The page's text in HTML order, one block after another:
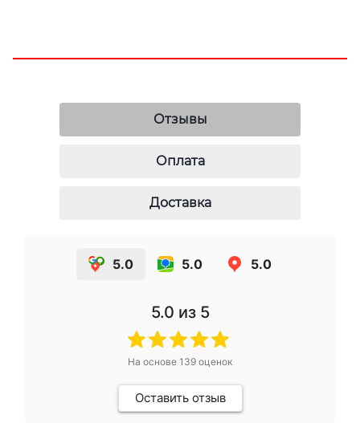
Отзывы
Оплата
Доставка
5.0 5.0 5.0
5.0 из 5
На основе 139 оценок
Оставить отзыв